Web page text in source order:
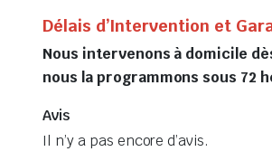
Délais d’Intervention et
Nous intervenons à domicile
nous la programmons sous 72
Avis
Il n’y a pas encore d’avis.